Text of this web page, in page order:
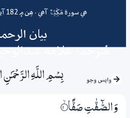
ھي سورة مَکِّیَّۃٌ آھي . ھِن ۾ 182 آيتون ۽ 5 رڪوع آھن
بيان
مُترجم: علامه
واپس وڃو بِسْمِ اللَّـهِ الرَّحْمَـٰنِ
وَالصّــٰۗفّٰتِ صَفًّا 1‏۝ۙ